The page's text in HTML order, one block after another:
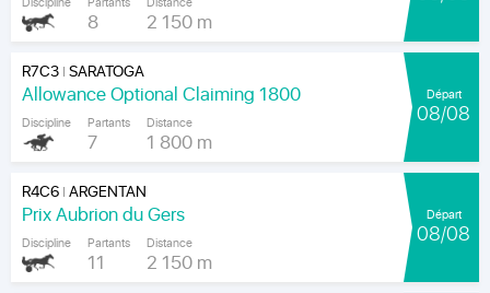
8 2 150 m
R7C3|SARATOGA
Allowance Optional Claiming 1800
Discipline Partants
7
Distance
1 800 m
Départ
08/08
R4C6|ARGENTAN
Prix Aubrion du Gers
Discipline Partants
11
Distance
2 150 m
Départ
08/08